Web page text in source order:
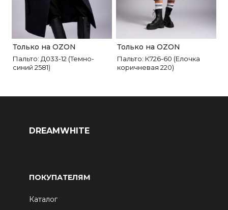
Пальто: Д033-12 (Темно-
синий 2581)
Только на OZON
Пальто: К726-60 (Елочка
коричневая 220)
Только на OZON
DREAMWHITE
ПОКУПАТЕЛЯМ
Каталог